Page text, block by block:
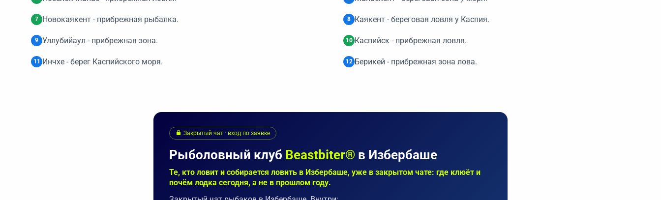
7 Новокаякент - прибрежная рыбалка. 8 Каякент - береговая ловля у Каспия.
9 Уллубийаул - прибрежная зона. 10 Каспийск - прибрежная ловля.
11 Инчхе - берег Каспийского моря. 12 Берикей - прибрежная зона лова.
Закрытый чат · вход по заявке
Рыболовный клуб Beastbiter® в Избербаше
Те, кто ловит и собирается ловить в Избербаше, уже в закрытом чате: где клюёт и
почём лодка сегодня, а не в прошлом году.